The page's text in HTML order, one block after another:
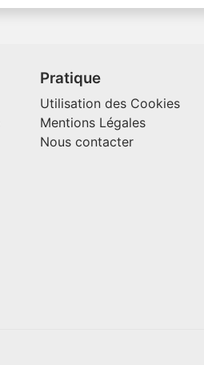
Pratique
Utilisation des Cookies
Mentions Légales
Nous contacter